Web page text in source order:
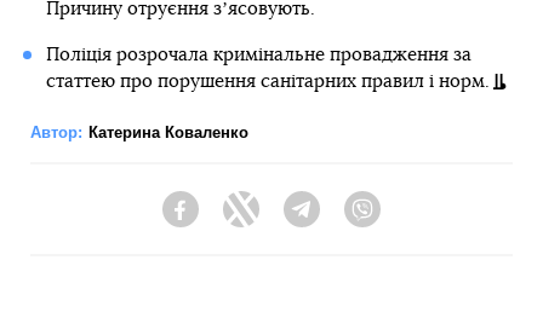
Причину отруєння зʼясовують.
Поліція розрочала кримінальне провадження за
статтею про порушення санітарних правил і норм.
Автор: Катерина Коваленко
FacebookTwitter Telegram